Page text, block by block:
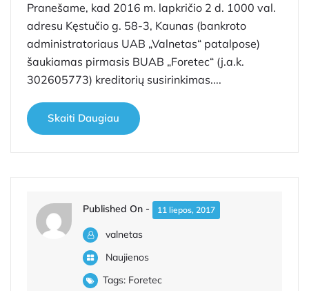
Pranešame, kad 2016 m. lapkričio 2 d. 1000 val.
adresu Kęstučio g. 58-3, Kaunas (bankroto
administratoriaus UAB „Valnetas“ patalpose)
šaukiamas pirmasis BUAB „Foretec“ (j.a.k.
302605773) kreditorių susirinkimas....
Skaiti Daugiau
Published On - 11 liepos, 2017
valnetas
Naujienos
Tags: Foretec